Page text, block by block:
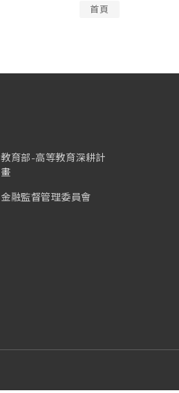
首頁
教育部-高等教育深耕計
畫
金融監督管理委員會